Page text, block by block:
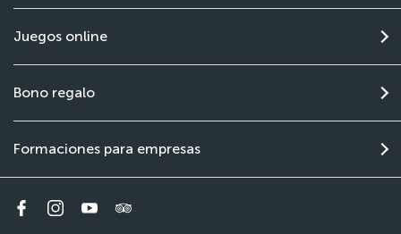
Juegos online
Bono regalo
Formaciones para empresas